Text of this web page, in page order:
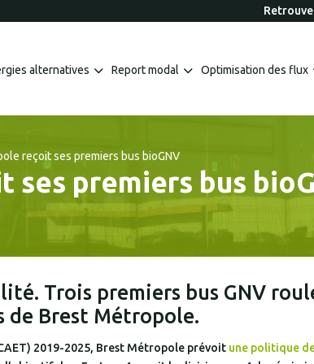
alternatives Report modal Optimisation des flux
reçoit ses premiers bus bioGNV
premiers bus
Trois premiers bus GNV
de Brest Métropole.
2019-2025, Brest Métropole prévoit une politique